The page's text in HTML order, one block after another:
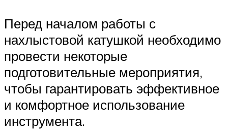
Перед началом работы с
нахлыстовой катушкой необходимо
провести некоторые
подготовительные мероприятия,
чтобы гарантировать эффективное
и комфортное использование
инструмента.